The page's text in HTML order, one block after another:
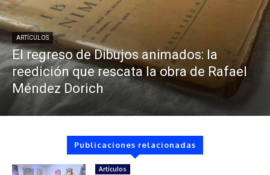
ARTÍCULOS
El regreso de Dibujos animados: la
reedición que rescata la obra de Rafael
Méndez Dorich
Publicaciones relacionadas
Artículos